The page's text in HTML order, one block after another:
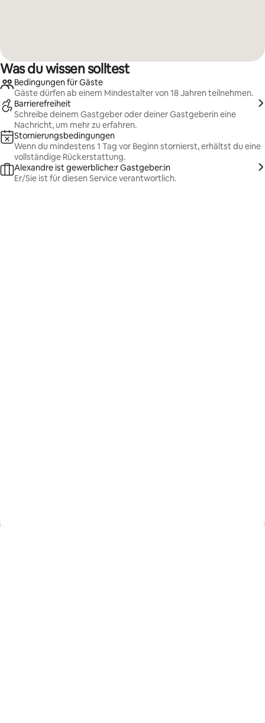
Was du wissen solltest
Bedingungen für Gäste
Gäste dürfen ab einem Mindestalter von 18 Jahren teilnehmen.
Barrierefreiheit
Schreibe deinem Gastgeber oder deiner Gastgeberin eine
Nachricht, um mehr zu erfahren.
Stornierungsbedingungen
Wenn du mindestens 1 Tag vor Beginn stornierst, erhältst du eine
vollständige Rückerstattung.
Alexandre ist gewerbliche:r Gastgeber:in
Er/Sie ist für diesen Service verantwortlich.